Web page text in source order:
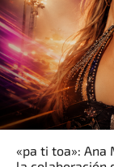
«pa ti toa»: Ana